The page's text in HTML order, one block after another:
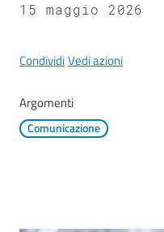
C
a
L
a
R
15 maggio 2026
CondividiVedi azioni
Argomenti
Comunicazione